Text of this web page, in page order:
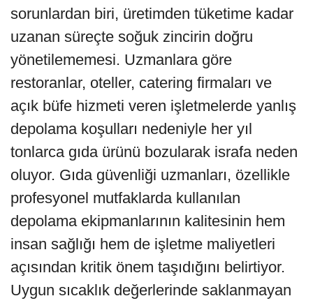
sorunlardan biri, üretimden tüketime kadar
uzanan süreçte soğuk zincirin doğru
yönetilememesi. Uzmanlara göre
restoranlar, oteller, catering firmaları ve
açık büfe hizmeti veren işletmelerde yanlış
depolama koşulları nedeniyle her yıl
tonlarca gıda ürünü bozularak israfa neden
oluyor. Gıda güvenliği uzmanları, özellikle
profesyonel mutfaklarda kullanılan
depolama ekipmanlarının kalitesinin hem
insan sağlığı hem de işletme maliyetleri
açısından kritik önem taşıdığını belirtiyor.
Uygun sıcaklık değerlerinde saklanmayan